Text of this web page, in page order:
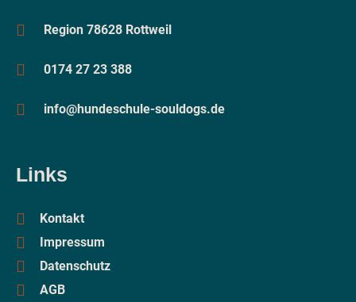
Region 78628 Rottweil
0174 27 23 388
info@hundeschule-souldogs.de
Links
Kontakt
Impressum
Datenschutz
AGB